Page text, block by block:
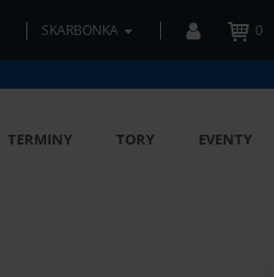
SKARBONKA 0
TERMINY TORY EVENTY